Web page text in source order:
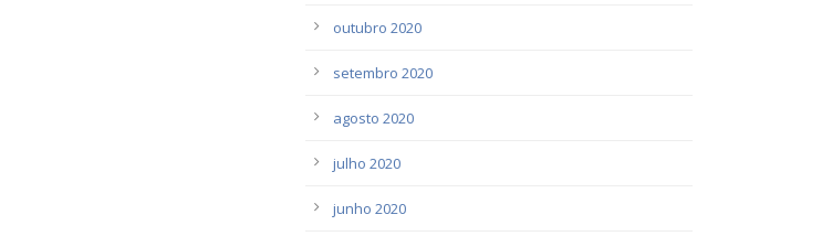
outubro 2020
setembro 2020
agosto 2020
julho 2020
junho 2020